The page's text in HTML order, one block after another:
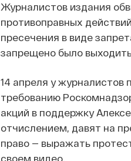
Журналистов издания
противоправных
пресечения в виде
запрещено было
14 апреля у журналистов
требованию
акций в поддержку
отчислением, давят на
право — выражать
своем видео.